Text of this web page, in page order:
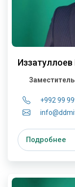
+992 99
Подробнее